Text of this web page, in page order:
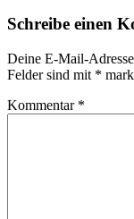
Schreibe einen
Deine E-Mail-
Felder sind mit *
Kommentar *